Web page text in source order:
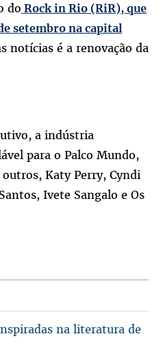
do Rock in Rio (RiR), que
setembro na capital
notícias é a renovação da
a indústria
para o Palco Mundo,
Katy Perry, Cyndi
Ivete Sangalo e Os
na literatura de